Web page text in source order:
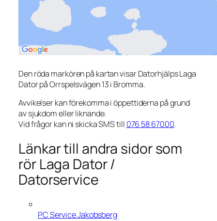
Den röda markören på kartan visar Datorhjälps Laga
Dator på Orrspelsvägen 13 i Bromma.
Avvikelser kan förekomma i öppettiderna på grund
av sjukdom eller liknande.
Vid frågor kan ni skicka SMS till 076 58 67000.
Länkar till andra sidor som
rör Laga Dator /
Datorservice
PC Service Jakobsberg